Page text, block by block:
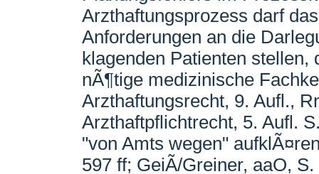
Arzthaftungsprozess darf
Anforderungen an die
klagenden Patienten
nÃ¶tige medizinische
Arzthaftungsrecht, 9. Aufl.,
Arzthaftpflichtrecht, 5. Aufl.
"von Amts wegen"
597 ff; GeiÃ/Greiner, aaO,